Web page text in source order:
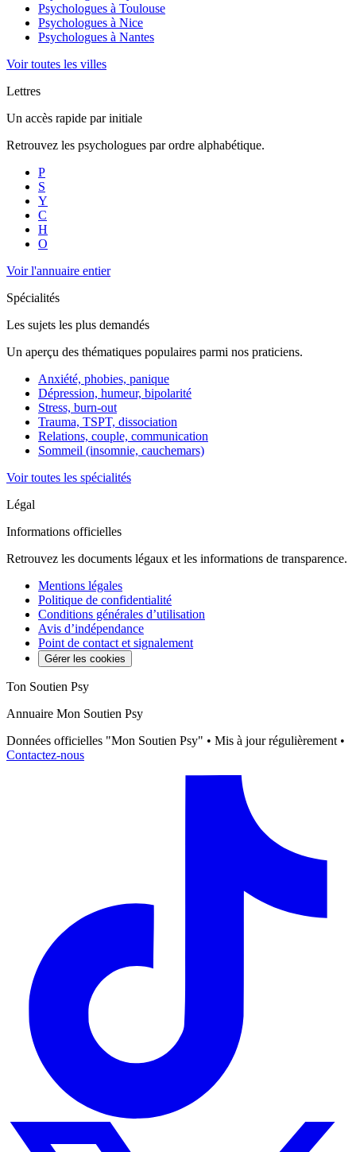
Psychologues à Toulouse
Psychologues à Nice
Psychologues à Nantes
Voir toutes les villes
Lettres
Un accès rapide par initiale
Retrouvez les psychologues par ordre alphabétique.
P
S
Y
C
H
O
Voir l'annuaire entier
Spécialités
Les sujets les plus demandés
Un aperçu des thématiques populaires parmi nos praticiens.
Anxiété, phobies, panique
Dépression, humeur, bipolarité
Stress, burn-out
Trauma, TSPT, dissociation
Relations, couple, communication
Sommeil (insomnie, cauchemars)
Voir toutes les spécialités
Légal
Informations officielles
Retrouvez les documents légaux et les informations de transparence.
Mentions légales
Politique de confidentialité
Conditions générales d’utilisation
Avis d’indépendance
Point de contact et signalement
Gérer les cookies
Ton Soutien Psy
Annuaire Mon Soutien Psy
Données officielles "Mon Soutien Psy" • Mis à jour régulièrement •
Contactez-nous